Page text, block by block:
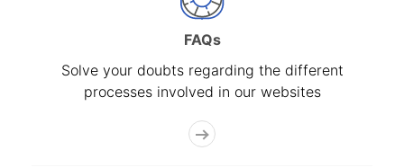
FAQs
Solve your doubts regarding the different
processes involved in our websites